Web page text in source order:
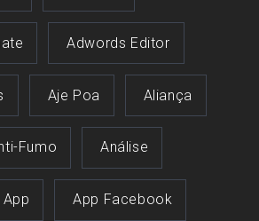
Adwords Editor
Aje Poa Aliança
Fumo Análise
App App Facebook